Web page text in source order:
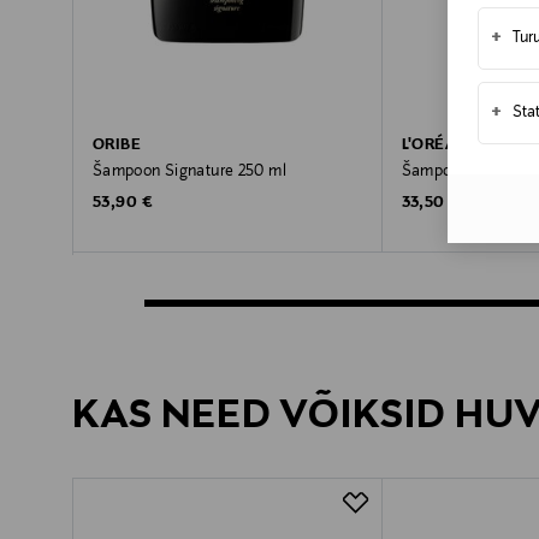
+
+
ORIBE
Šampoon Signature 250 ml
Original Price
53,90 €
L'ORÉAL
Šampoon Absolut
Original Price
33,50 €
KAS NEED VÕIKSID